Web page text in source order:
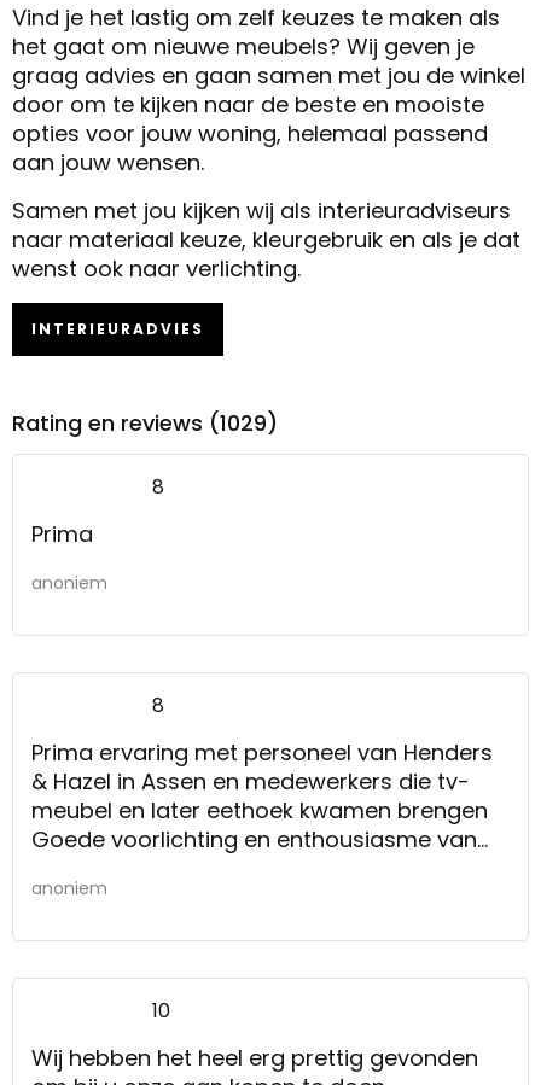
Vind je het lastig om zelf keuzes te maken als
het gaat om nieuwe meubels? Wij geven je
graag advies en gaan samen met jou de winkel
door om te kijken naar de beste en mooiste
opties voor jouw woning, helemaal passend
aan jouw wensen.
Samen met jou kijken wij als interieuradviseurs
naar materiaal keuze, kleurgebruik en als je dat
wenst ook naar verlichting.
INTERIEURADVIES
Rating en reviews (1029)
8
Prima
anoniem
8
Prima ervaring met personeel van Henders
& Hazel in Assen en medewerkers die tv-
meubel en later eethoek kwamen brengen
Goede voorlichting en enthousiasme van
afgesproken data.
anoniem
10
Wij hebben het heel erg prettig gevonden